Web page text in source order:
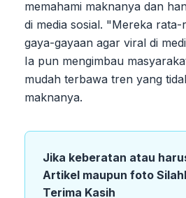
memahami maknanya dan
di media sosial. "Mereka
gaya-gayaan agar viral di
Ia pun mengimbau
mudah terbawa tren yang
maknanya.
Jika keberatan atau
Artikel maupun foto
Terima Kasih